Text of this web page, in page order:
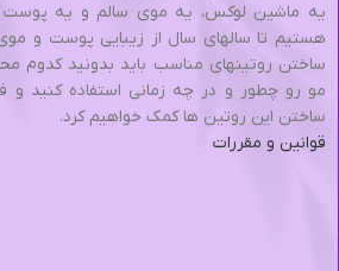
یه ماشین لوکس، یه موی سالم و یه پوست
هستیم تا سالهای سال از زیبایی پوست و
ساختن روتینهای مناسب باید بدونید کدوم
مو رو چطور و در چه زمانی استفاده کنید و
ساختن این روتین ها کمک خواهیم کرد.
قوانین و مقررات